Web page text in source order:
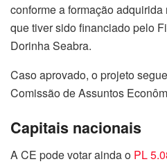
conforme a formação
que tiver sido financiado pelo
Dorinha Seabra.
Caso aprovado, o projeto
Comissão de Assuntos
Capitais nacionais
A CE pode votar ainda o PL